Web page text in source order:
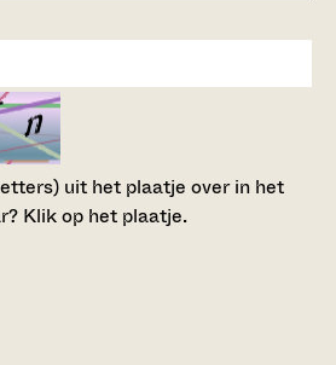
uit het plaatje over in het
Klik op het plaatje.